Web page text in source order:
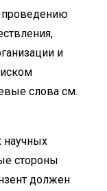
и
слова см.
научных
стороны
должен